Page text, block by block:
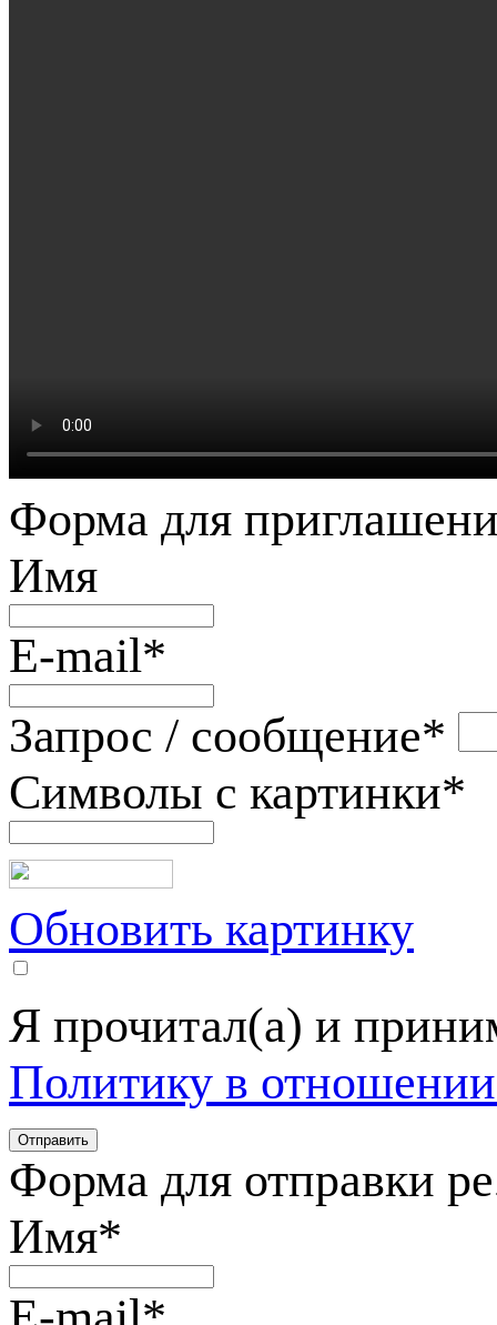
Форма для
Имя
E-mail*
Запрос / сообщение*
Символы с картинки*
Обновить картинку
Я прочитал(а) и
Политику в
Форма для отправки
Имя*